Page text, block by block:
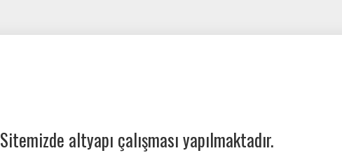
Sitemizde altyapı çalışması yapılmaktadır.